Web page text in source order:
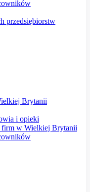
przedsiębiorstw
Brytanii
i opieki
firm w Wielkiej Brytanii